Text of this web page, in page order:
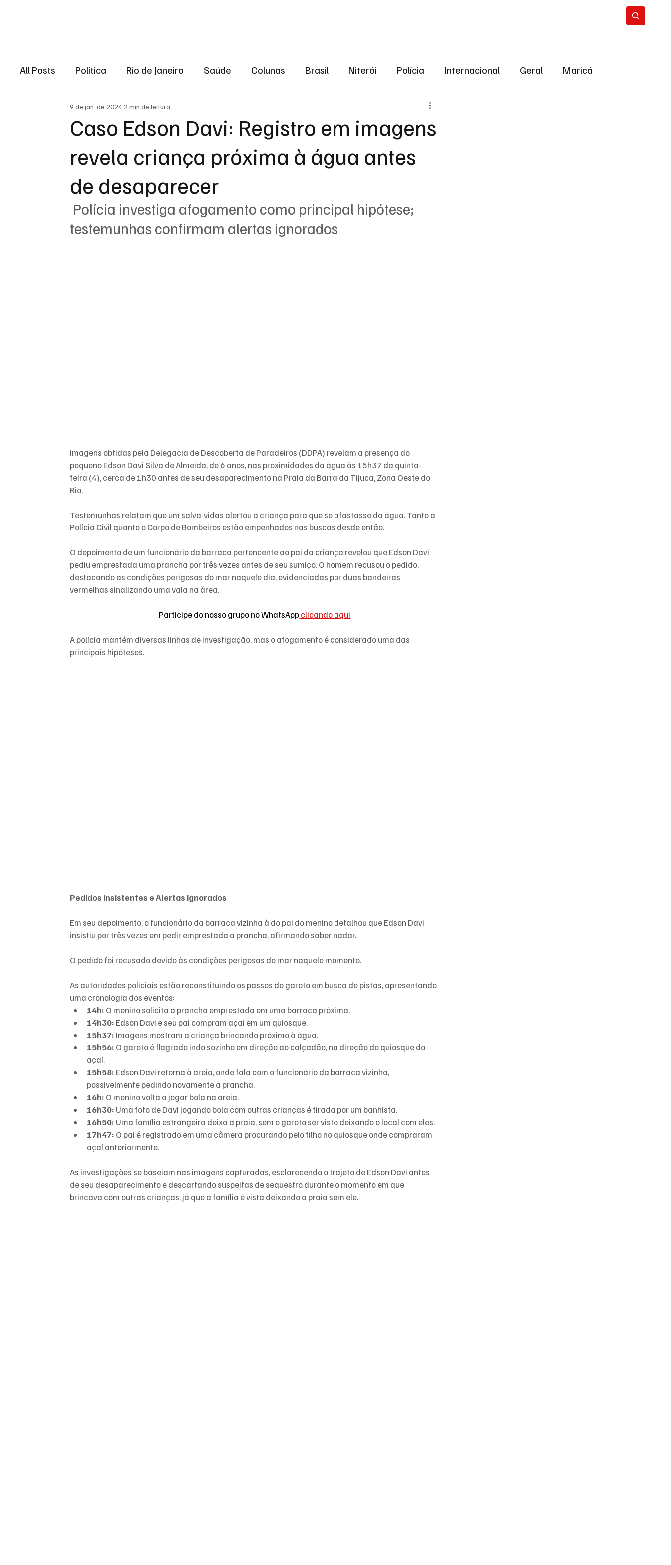
All Posts Política Rio de Janeiro Saúde Colunas Brasil Niterói Polícia Internacional Geral Maricá
Região dos lagos Baixada Fluminense Região Metropolitana
Niterói Zona Oeste Região serrana Economia Zona Norte
Entretenimento Serviço Eleições 2024
Caso Edson Davi: Registro em imagens
revela criança próxima à água antes
de desaparecer
9 de jan. de 20242 min de leitura
Polícia investiga afogamento como principal hipótese;
testemunhas confirmam alertas ignorados
Imagens obtidas pela Delegacia de Descoberta de Paradeiros (DDPA) revelam a presença do
pequeno Edson Davi Silva de Almeida, de 6 anos, nas proximidades da água às 15h37 da quinta-
feira (4), cerca de 1h30 antes de seu desaparecimento na Praia da Barra da Tijuca, Zona Oeste do
Rio.
Testemunhas relatam que um salva-vidas alertou a criança para que se afastasse da água. Tanto a
Polícia Civil quanto o Corpo de Bombeiros estão empenhados nas buscas desde então.
O depoimento de um funcionário da barraca pertencente ao pai da criança revelou que Edson Davi
pediu emprestada uma prancha por três vezes antes de seu sumiço. O homem recusou o pedido,
destacando as condições perigosas do mar naquele dia, evidenciadas por duas bandeiras
vermelhas sinalizando uma vala na área.
Participe do nosso grupo no WhatsApp clicando aqui
A polícia mantém diversas linhas de investigação, mas o afogamento é considerado uma das
principais hipóteses.
Pedidos Insistentes e Alertas Ignorados
Em seu depoimento, o funcionário da barraca vizinha à do pai do menino detalhou que Edson Davi
insistiu por três vezes em pedir emprestada a prancha, afirmando saber nadar.
O pedido foi recusado devido às condições perigosas do mar naquele momento.
As autoridades policiais estão reconstituindo os passos do garoto em busca de pistas, apresentando
uma cronologia dos eventos:
14h: O menino solicita a prancha emprestada em uma barraca próxima.
14h30: Edson Davi e seu pai compram açaí em um quiosque.
15h37: Imagens mostram a criança brincando próximo à água.
15h56: O garoto é flagrado indo sozinho em direção ao calçadão, na direção do quiosque do
açaí.
15h58: Edson Davi retorna à areia, onde fala com o funcionário da barraca vizinha,
possivelmente pedindo novamente a prancha.
16h: O menino volta a jogar bola na areia.
16h30: Uma foto de Davi jogando bola com outras crianças é tirada por um banhista.
16h50: Uma família estrangeira deixa a praia, sem o garoto ser visto deixando o local com eles.
17h47: O pai é registrado em uma câmera procurando pelo filho no quiosque onde compraram
açaí anteriormente.
As investigações se baseiam nas imagens capturadas, esclarecendo o trajeto de Edson Davi antes
de seu desaparecimento e descartando suspeitas de sequestro durante o momento em que
brincava com outras crianças, já que a família é vista deixando a praia sem ele.